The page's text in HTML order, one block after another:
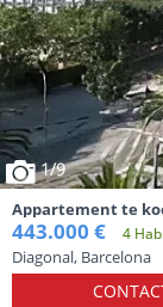
1/9
Appartement te
in Barcelona.
443.000 € 4
Diagonal, Barcelona